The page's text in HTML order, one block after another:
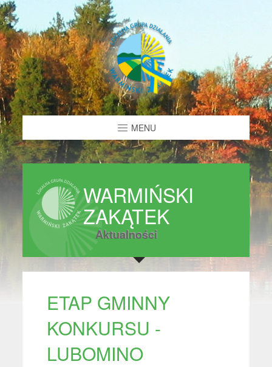
MENU
WARMIŃSKI
ZAKĄTEK
Aktualności
ETAP GMINNY
KONKURSU -
LUBOMINO